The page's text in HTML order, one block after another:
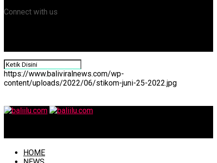
Connect with us
https://www.baliviralnews.com/wp-
content/uploads/2022/06/stikom-juni-25-2022.jpg
HOME